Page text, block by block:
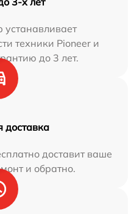
техники Pioneer и
до 3 лет.
доставка
доставит ваше
и обратно.